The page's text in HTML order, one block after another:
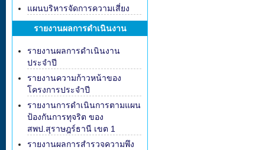
แผนบริหารจัดการความเสี่ยง
รายงานผลการดำเนินงาน
รายงานผลการดำเนินงาน
ประจำปี
รายงานความก้าวหน้าของ
โครงการประจำปี
รายงานการดำเนินการตามแผน
ป้องกันการทุจริต ของ
สพป.สุราษฎร์ธานี เขต 1
รายงานผลการสำรวจความพึง